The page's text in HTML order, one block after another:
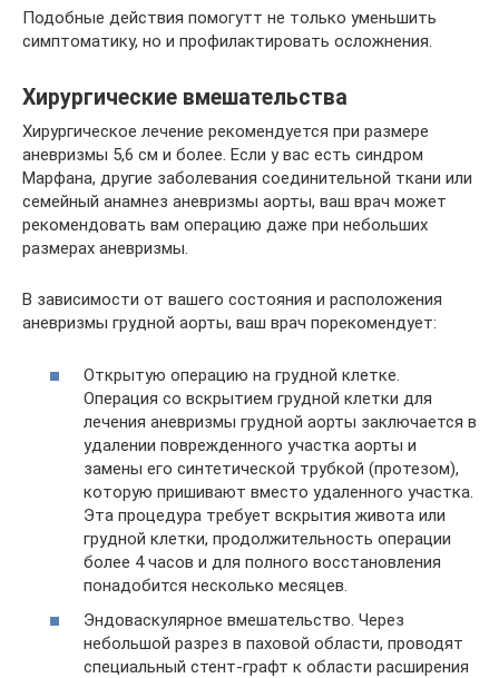
Подобные действия помогутт не только уменьшить
симптоматику, но и профилактировать осложнения.
Хирургические вмешательства
Хирургическое лечение рекомендуется при размере
аневризмы 5,6 см и более. Если у вас есть синдром
Марфана, другие заболевания соединительной ткани или
семейный анамнез аневризмы аорты, ваш врач может
рекомендовать вам операцию даже при небольших
размерах аневризмы.
В зависимости от вашего состояния и расположения
аневризмы грудной аорты, ваш врач порекомендует:
Открытую операцию на грудной клетке.
Операция со вскрытием грудной клетки для
лечения аневризмы грудной аорты заключается в
удалении поврежденного участка аорты и
замены его синтетической трубкой (протезом),
которую пришивают вместо удаленного участка.
Эта процедура требует вскрытия живота или
грудной клетки, продолжительность операции
более 4 часов и для полного восстановления
понадобится несколько месяцев.
Эндоваскулярное вмешательство. Через
небольшой разрез в паховой области, проводят
специальный стент-графт к области расширения